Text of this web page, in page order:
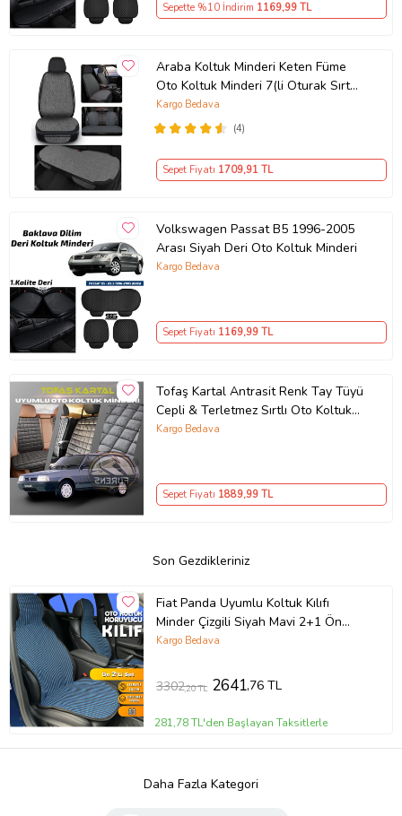
Sepette %10 İndirim 1169,99 TL
Araba Koltuk Minderi Keten Füme
Oto Koltuk Minderi 7(li Oturak Sırt
Dayamalı Cepli Su Geçirmez
(4)
Kargo Bedava
Sepet Fiyatı 1709,91 TL
Volkswagen Passat B5 1996-2005
Arası Siyah Deri Oto Koltuk Minderi
Kargo Bedava
Sepet Fiyatı 1169,99 TL
Tofaş Kartal Antrasit Renk Tay Tüyü
Cepli & Terletmez Sırtlı Oto Koltuk
Minder Seti - Koltuk Koruma Kılıfı
Kargo Bedava
Sepet Fiyatı 1889,99 TL
Son Gezdikleriniz
Fiat Panda Uyumlu Koltuk Kılıfı
Minder Çizgili Siyah Mavi 2+1 Ön
Arka Set
Kargo Bedava
3302,20 TL 2641,76 TL
281,78 TL'den Başlayan Taksitlerle
Daha Fazla Kategori